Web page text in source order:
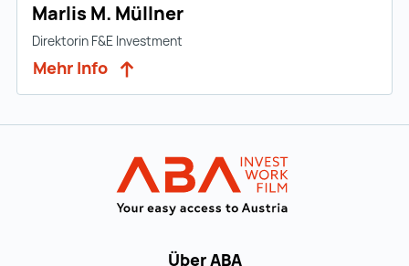
Marlis M. Müllner
Direktorin F&E Investment
Mehr Info
Über ABA